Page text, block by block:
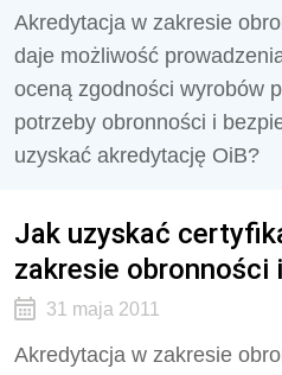
Akredytacja w zakresie
daje możliwość
oceną zgodności wyrobów
potrzeby obronności i
uzyskać akredytację OiB?
Jak uzyskać
zakresie obronności
31 maja 2011
Akredytacja w zakresie